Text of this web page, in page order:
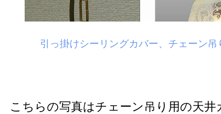
引っ掛けシーリングカバー、チェーン
こちらの写真はチェーン吊り用の天井